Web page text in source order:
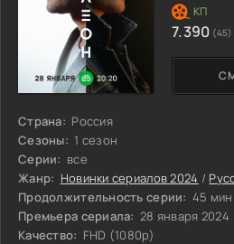
Страна: Россия
Сезоны: 1 сезон
Серии: все
Жанр: Новинки сериалов 2024 /
Продолжительность серии: 45 мин
Премьера сериала: 28 января 2024
Качество: FHD (1080p)
7.390 (45)